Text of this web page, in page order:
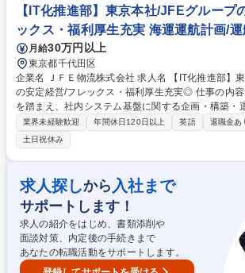
た近畿圏内のみ長期出張等はありません。訪問件数
例点検や年次点検もあり、基本的には外出していること
職種 【兵庫/尼崎市/サービスエンジニア(フォークリ
クセス◎
【IT化推進部】東京本社/JFEグループ
ックス・福利厚生充実 海運運航計画/
月給30万円以上
東京都千代田区
企業名 ＪＦＥ物流株式会社 求人名 【IT化推進部】東京本社/JFEグループ
の安定経営/フレックス・福利厚生充実◎ 仕事の内容 今後のIT/DXの推進
を踏まえ、社内システム基盤に関する企画・構築・
（特にネットワーク領域はセキュリティBCP・ゼロ
たネットワーク環境構築がPJTの主軸となります。） 具体的業務：上流～
下流まで様々な業務がある為、スキルに応じてお任
ワークの設計・構築・運用（LAN/WAN/拠点間接続
対応・トラブルシュート ■ベンダーコントロール・
基盤の中長期戦略の検討・改善活動など 募集職種 【IT化推進部】東京本
社/JFEグループの安定経営/フレックス・福利厚生充
業界未経験歓迎 年間休日120日以上 英語 退職金あ
土日祝休み
求人探しから 入社まで
サポートします！
求人の紹介をはじめ、書類添削や
面談対策、内定後の手続きまで
あなたの転職活動をサポートします。